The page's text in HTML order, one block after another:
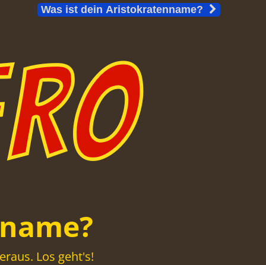
Was ist dein Aristokratenname?
Los geht's!